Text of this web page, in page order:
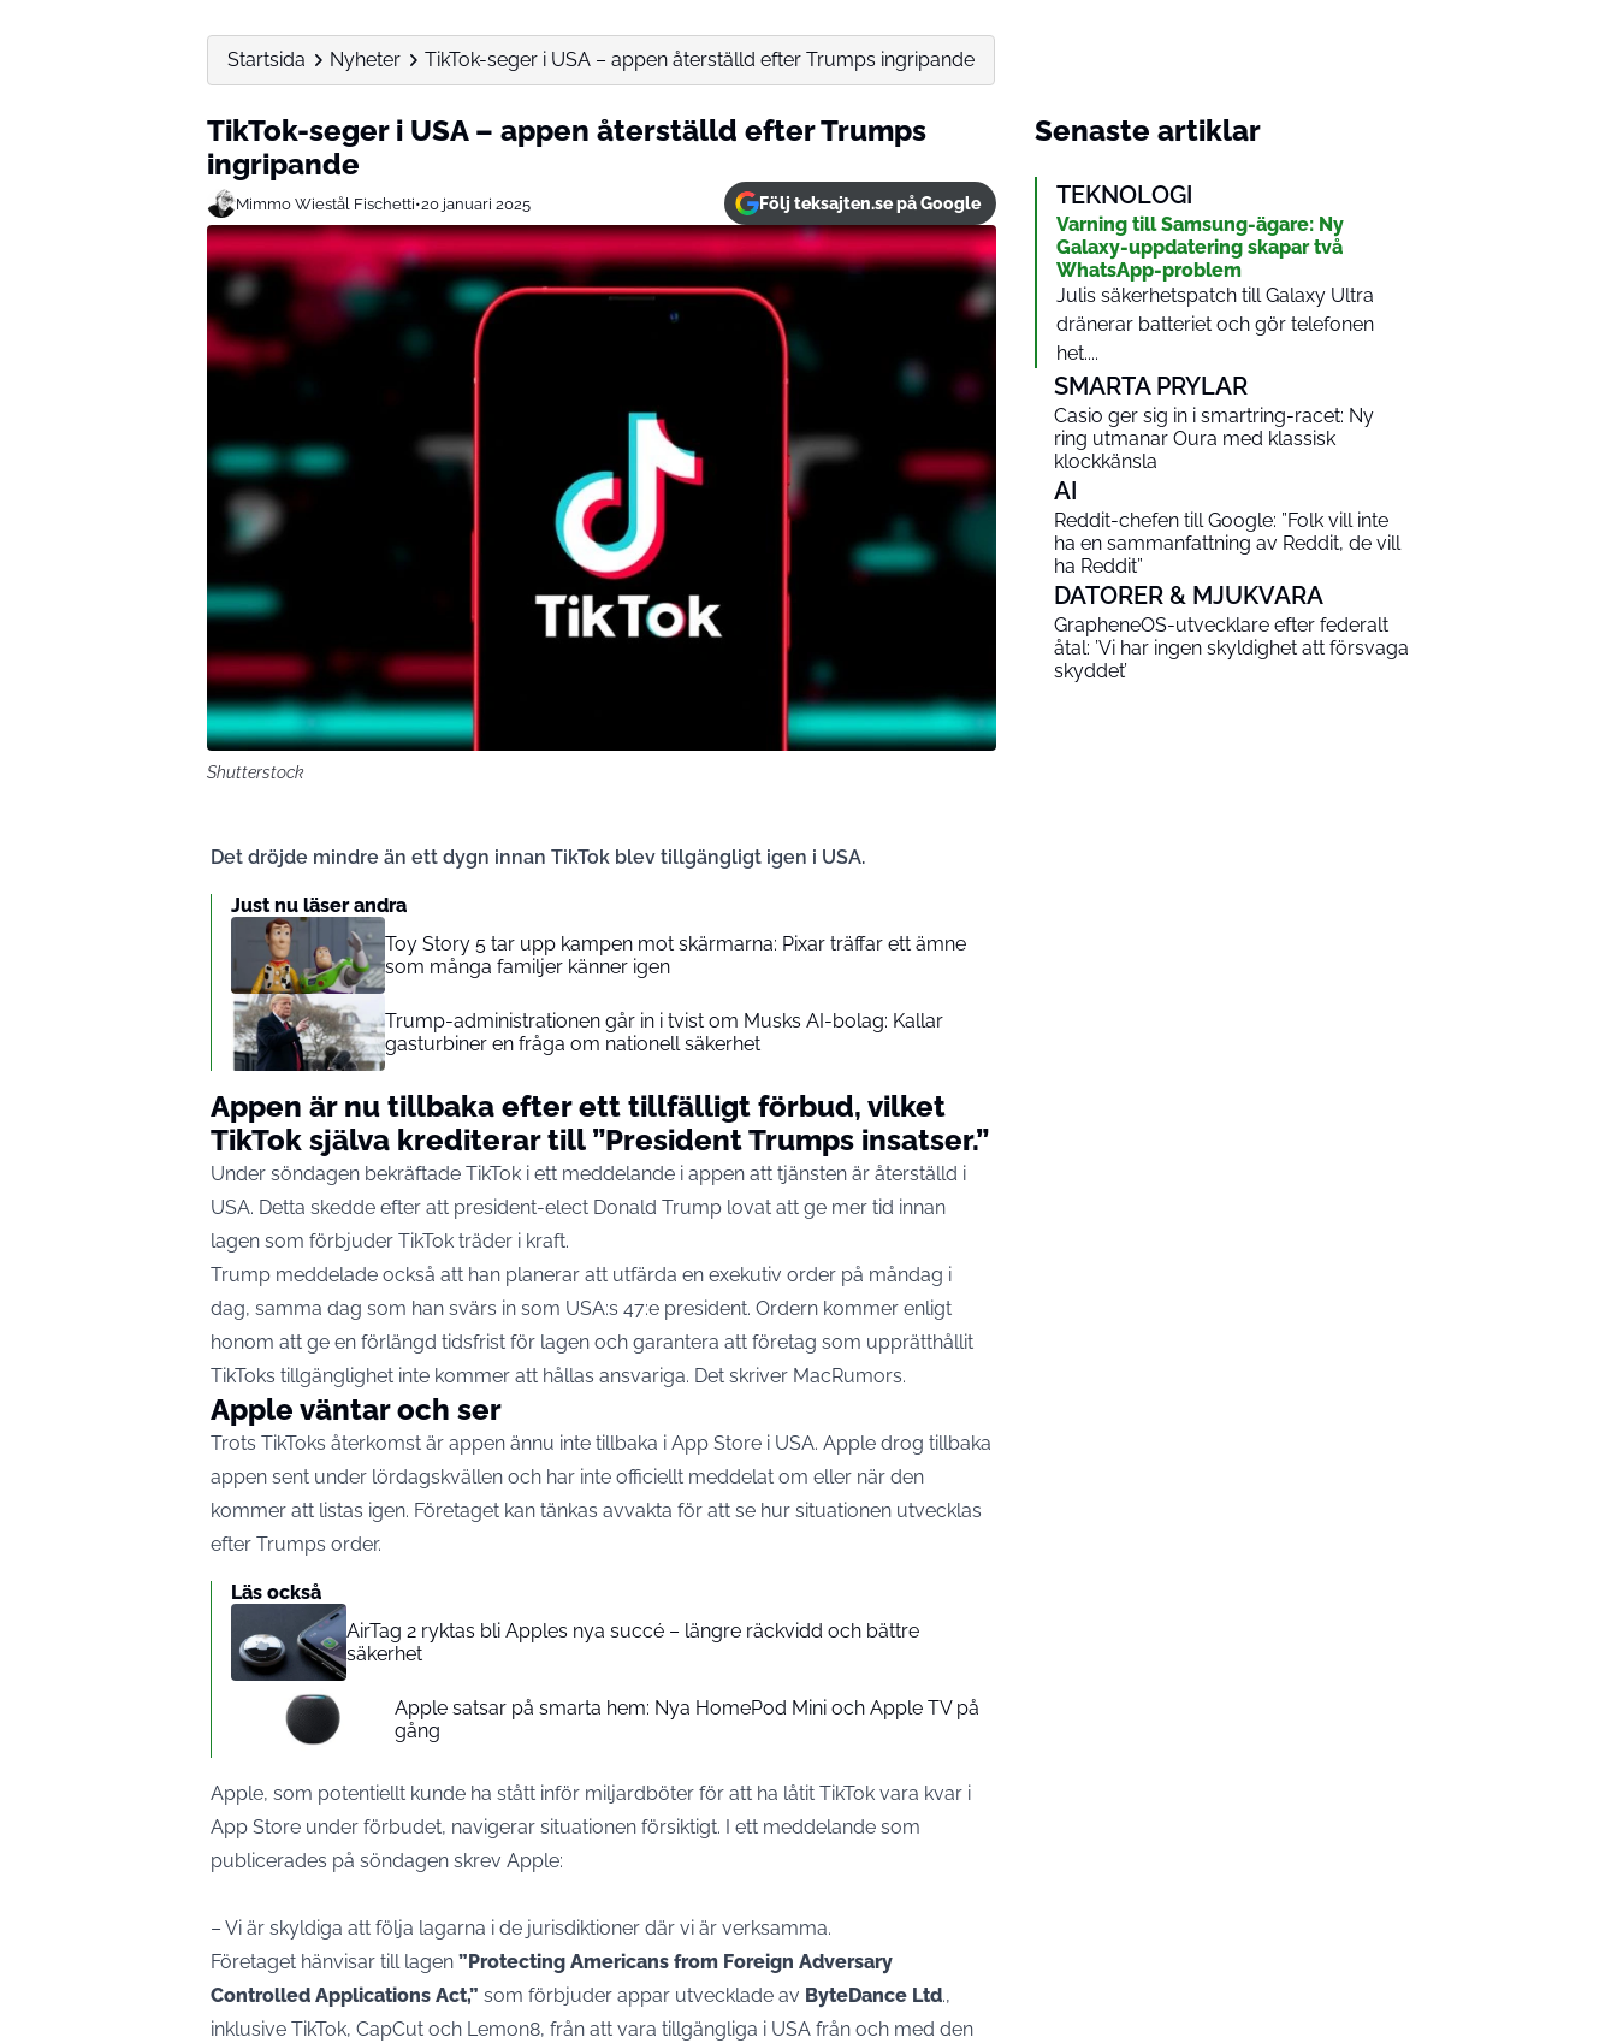
Startsida Nyheter TikTok-seger i USA – appen återställd efter Trumps ingripande
TikTok-seger i USA – appen återställd efter Trumps
ingripande
Mimmo Wiestål Fischetti•20 januari 2025 Följ teksajten.se på Google
Shutterstock
Det dröjde mindre än ett dygn innan TikTok blev tillgängligt igen i USA.
Just nu läser andra
Toy Story 5 tar upp kampen mot skärmarna: Pixar träffar ett ämne
som många familjer känner igen
Trump-administrationen går in i tvist om Musks AI-bolag: Kallar
gasturbiner en fråga om nationell säkerhet
Appen är nu tillbaka efter ett tillfälligt förbud, vilket
TikTok själva krediterar till ”President Trumps insatser.”
Under söndagen bekräftade TikTok i ett meddelande i appen att tjänsten är återställd i
USA. Detta skedde efter att president-elect Donald Trump lovat att ge mer tid innan
lagen som förbjuder TikTok träder i kraft.
Trump meddelade också att han planerar att utfärda en exekutiv order på måndag i
dag, samma dag som han svärs in som USA:s 47:e president. Ordern kommer enligt
honom att ge en förlängd tidsfrist för lagen och garantera att företag som upprätthållit
TikToks tillgänglighet inte kommer att hållas ansvariga. Det skriver MacRumors.
Apple väntar och ser
Trots TikToks återkomst är appen ännu inte tillbaka i App Store i USA. Apple drog tillbaka
appen sent under lördagskvällen och har inte officiellt meddelat om eller när den
kommer att listas igen. Företaget kan tänkas avvakta för att se hur situationen utvecklas
efter Trumps order.
Läs också
AirTag 2 ryktas bli Apples nya succé – längre räckvidd och bättre
säkerhet
Apple satsar på smarta hem: Nya HomePod Mini och Apple TV på
gång
Apple, som potentiellt kunde ha stått inför miljardböter för att ha låtit TikTok vara kvar i
App Store under förbudet, navigerar situationen försiktigt. I ett meddelande som
publicerades på söndagen skrev Apple:
– Vi är skyldiga att följa lagarna i de jurisdiktioner där vi är verksamma.
Företaget hänvisar till lagen ”Protecting Americans from Foreign Adversary
Controlled Applications Act,” som förbjuder appar utvecklade av ByteDance Ltd.,
inklusive TikTok, CapCut och Lemon8, från att vara tillgängliga i USA från och med den
Senaste artiklar
TEKNOLOGI
Varning till Samsung-ägare: Ny
Galaxy-uppdatering skapar två
WhatsApp-problem
Julis säkerhetspatch till Galaxy Ultra
dränerar batteriet och gör telefonen
het....
SMARTA PRYLAR
Casio ger sig in i smartring-racet: Ny
ring utmanar Oura med klassisk
klockkänsla
AI
Reddit-chefen till Google: ”Folk vill inte
ha en sammanfattning av Reddit, de vill
ha Reddit”
DATORER & MJUKVARA
GrapheneOS-utvecklare efter federalt
åtal: ’Vi har ingen skyldighet att försvaga
skyddet’